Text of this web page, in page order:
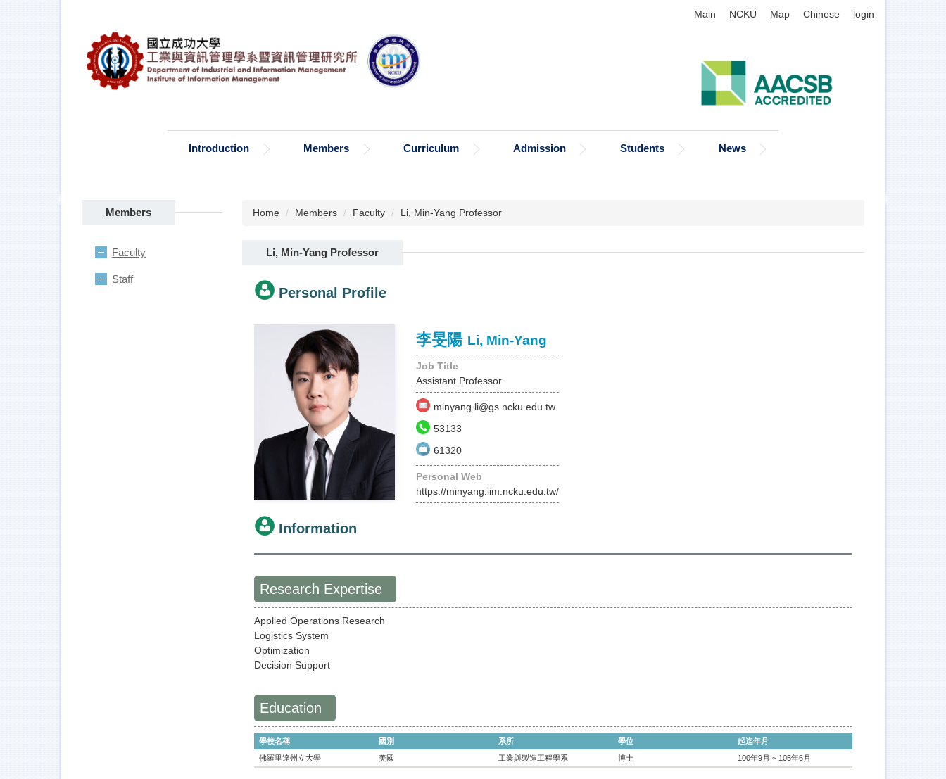
Main NCKU Map Chinese login
Introduction Members Curriculum Admission Students News
Members
Faculty
Staff
Home Members Faculty Li, Min-Yang Professor
Li, Min-Yang Professor
Personal Profile
李旻陽 Li, Min-Yang
Job Title
Assistant Professor
minyang.li@gs.ncku.edu.tw
53133
61320
Personal Web
https://minyang.iim.ncku.edu.tw/
Information
Research Expertise
Applied Operations Research
Logistics System
Optimization
Decision Support
Education
學校名稱 國別 系所 學位
起迄年月
佛羅里達州立大學
美國 工業與製造工程學系 博士 100年9月 ~ 105年6月